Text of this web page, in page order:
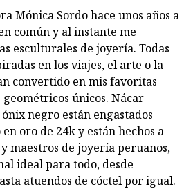
Mónica Sordo hace unos años a
común y al instante me
esculturales de joyería. Todas
en los viajes, el arte o la
convertido en mis favoritas
geométricos únicos. Nácar
negro están engastados
oro de 24k y están hechos a
maestros de joyería peruanos,
ideal para todo, desde
atuendos de cóctel por igual.